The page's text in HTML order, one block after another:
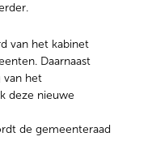
van het kabinet
Daarnaast
van het
deze nieuwe
de gemeenteraad